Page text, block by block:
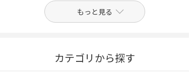
もっと見る
カテゴリから探す